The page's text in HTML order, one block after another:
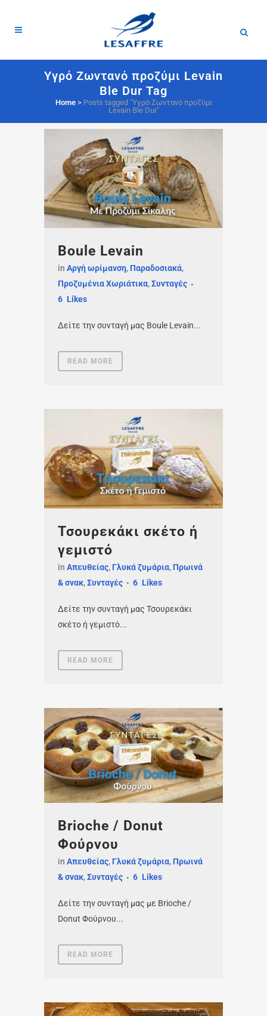
Υγρό Ζωντανό προζύμι Levain
Ble Dur Tag
Home> Posts tagged "Υγρό Ζωντανό προζύμι
Levain Ble Dur"
Boule Levain
in Αργή ωρίμανση, Παραδοσιακά,
Προζυμένια Χωριάτικα,Συνταγές
6 Likes
Δείτε την συνταγή μας Boule Levain...
READ MORE
Τσουρεκάκι σκέτο ή
γεμιστό
in Απευθείας, Γλυκά ζυμάρια, Πρωινά
& σνακ,Συνταγές 6 Likes
Δείτε την συνταγή μας Τσουρεκάκι
σκέτο ή γεμιστό...
READ MORE
Brioche / Donut
Φούρνου
in Απευθείας, Γλυκά ζυμάρια, Πρωινά
& σνακ,Συνταγές 6 Likes
Δείτε την συνταγή μας με Brioche /
Donut Φούρνου...
READ MORE